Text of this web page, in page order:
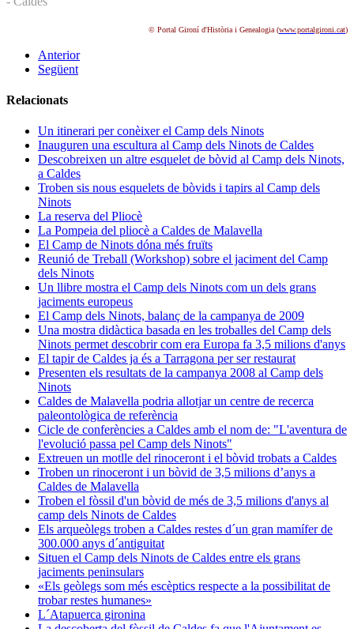
© Portal Gironí d'Història i Genealogia (www.portalgironi.cat)
Anterior
Següent
Relacionats
Un itinerari per conèixer el Camp dels Ninots
Inauguren una escultura al Camp dels Ninots de Caldes
Descobreixen un altre esquelet de bòvid al Camp dels Ninots,
a Caldes
Troben sis nous esquelets de bòvids i tapirs al Camp dels
Ninots
La reserva del Pliocè
La Pompeia del pliocè a Caldes de Malavella
El Camp de Ninots dóna més fruïts
Reunió de Treball (Workshop) sobre el jaciment del Camp
dels Ninots
Un llibre mostra el Camp dels Ninots com un dels grans
jaciments europeus
El Camp dels Ninots, balanç de la campanya de 2009
Una mostra didàctica basada en les troballes del Camp dels
Ninots permet descobrir com era Europa fa 3,5 milions d'anys
El tapir de Caldes ja és a Tarragona per ser restaurat
Presenten els resultats de la campanya 2008 al Camp dels
Ninots
Caldes de Malavella podria allotjar un centre de recerca
paleontològica de referència
Cicle de conferències a Caldes amb el nom de: "L'aventura de
l'evolució passa pel Camp dels Ninots"
Extreuen un motlle del rinoceront i el bòvid trobats a Caldes
Troben un rinoceront i un bòvid de 3,5 milions d’anys a
Caldes de Malavella
Troben el fòssil d'un bòvid de més de 3,5 milions d'anys al
camp dels Ninots de Caldes
Els arqueòlegs troben a Caldes restes d´un gran mamífer de
300.000 anys d´antiguitat
Situen el Camp dels Ninots de Caldes entre els grans
jaciments peninsulars
«Els geòlegs som més escèptics respecte a la possibilitat de
trobar restes humanes»
L´Atapuerca gironina